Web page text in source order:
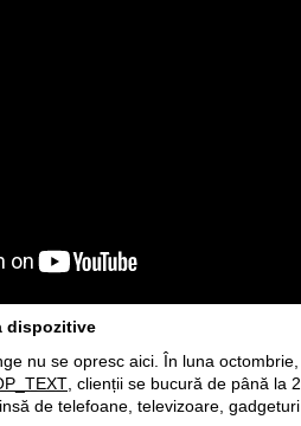
dispozitive
nu se opresc aici. În luna octombrie,
, clienții se bucură de până la
de telefoane, televizoare,